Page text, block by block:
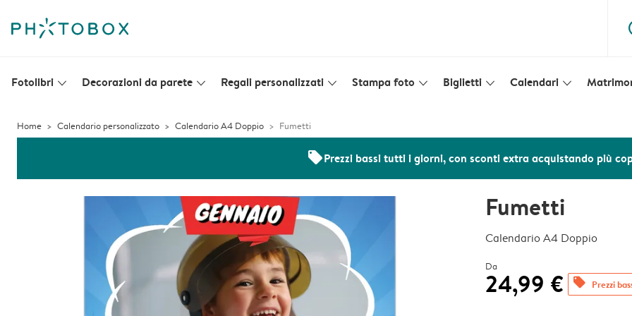
Fotolibri slim_arrow_down Decorazioni da parete slim_arrow_down Regali personalizzati slim_arrow_down Stampa foto slim_arrow_down Biglietti slim_arrow_down Calendari slim_arrow_down
Home Calendario personalizzato Calendario A4 Doppio Fumetti
offersPrezzi bassi tutti i giorni, con sconti extra acquistando più
Fumetti
Calendario A4 Doppio
Da
24,99 € offers Prezzi